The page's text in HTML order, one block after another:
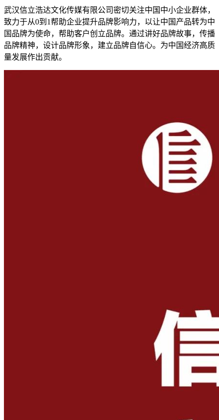
武汉信立浩达文化传媒有限公司密切关注中国中小企业群体，
致力于从0到1帮助企业提升品牌影响力，以让中国产品转为中
国品牌为使命，帮助客户创立品牌。通过讲好品牌故事，传播
品牌精神，设计品牌形象，建立品牌自信心。为中国经济高质
量发展作出贡献。